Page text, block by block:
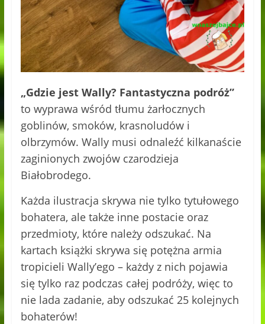
„Gdzie jest Wally? Fantastyczna podróż”
to wyprawa wśród tłumu żarłocznych
goblinów, smoków, krasnoludów i
olbrzymów. Wally musi odnaleźć kilkanaście
zaginionych zwojów czarodzieja
Białobrodego.
Każda ilustracja skrywa nie tylko tytułowego
bohatera, ale także inne postacie oraz
przedmioty, które należy odszukać. Na
kartach książki skrywa się potężna armia
tropicieli Wally’ego – każdy z nich pojawia
się tylko raz podczas całej podróży, więc to
nie lada zadanie, aby odszukać 25 kolejnych
bohaterów!